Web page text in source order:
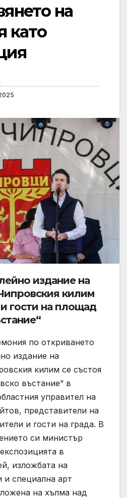
на
като
издание на
килим
гости на площад
по откриването
издание на
килим се състоя
въстание“ в
управител на
представители на
и гости на града. В
си министър
в
изложбата на
специална арт
на хълма над